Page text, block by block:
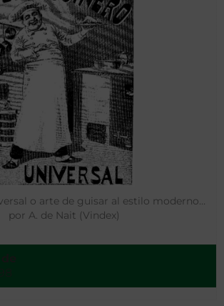
o arte de guisar al estilo moderno…
por A. de Nait (Vindex)